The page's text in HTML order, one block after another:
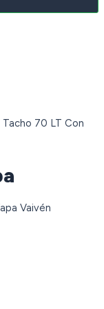
70 LT Con
Vaivén